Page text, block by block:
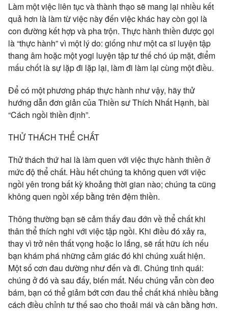
Làm một việc liên tục và thành thạo sẽ mang lại nhiều kết
quả hơn là làm từ việc này đến việc khác hay còn gọi là
con đường kết hợp và pha trộn. Thực hành thiền được gọi
là “thực hành” vì một lý do: giống như một ca sĩ luyện tập
thang âm hoặc một yogi luyện tập tư thế chó úp mặt, điểm
mấu chốt là sự lặp đi lặp lại, làm đi làm lại cùng một điều.
Để có một phương pháp thực hành như vậy, hãy thử
hướng dẫn đơn giản của Thiền sư Thích Nhất Hạnh, bài
“Cách ngồi thiền định”.
THỬ THÁCH THỂ CHẤT
Thử thách thứ hai là làm quen với việc thực hành thiền ở
mức độ thể chất. Hầu hết chúng ta không quen với việc
ngồi yên trong bất kỳ khoảng thời gian nào; chúng ta cũng
không quen ngồi xếp bằng trên đệm thiền.
Thông thường bạn sẽ cảm thấy đau đớn về thể chất khi
thân thể thích nghi với việc tập ngồi. Khi điều đó xảy ra,
thay vì trở nên thất vọng hoặc lo lắng, sẽ rất hữu ích nếu
bạn khám phá những cảm giác đó khi chúng xuất hiện.
Một số cơn đau dường như đến và đi. Chúng tinh quái:
chúng ở đó và sau đấy, biến mất. Nếu chúng vẫn còn đeo
bám, bạn có thể giảm bớt cơn đau thể chất khá nhiều bằng
cách điều chỉnh tư thế sao cho thoải mái và cân bằng hơn.